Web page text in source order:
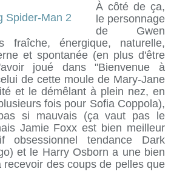
À côté de ça,
le personnage
de Gwen
fraîche, énergique, naturelle,
et spontanée (en plus d'être
joué dans "Bienvenue à
de cette moule de Mary-Jane
et le démêlant à plein nez, en
fois pour Sofia Coppola),
si mauvais (ça vaut pas le
Jamie Foxx est bien meilleur
obsessionnel tendance Dark
et le Harry Osborn a une bien
recevoir des coups de pelles que